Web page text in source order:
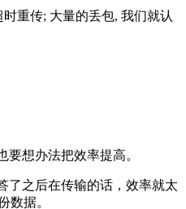
重传; 大量的丢包, 我们就认
要想办法把效率提高。
了之后在传输的话，效率就太
数据。